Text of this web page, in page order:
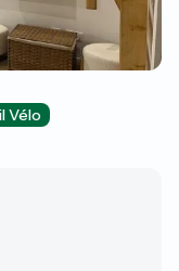
Vélo